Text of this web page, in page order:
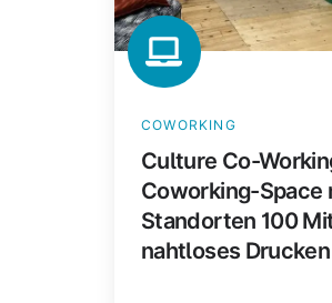
mehreren
Standorten
100
nahtloses
Drucken
ermöglicht
COWORKING
Culture Co-
Coworking-Space
Standorten 100
nahtloses